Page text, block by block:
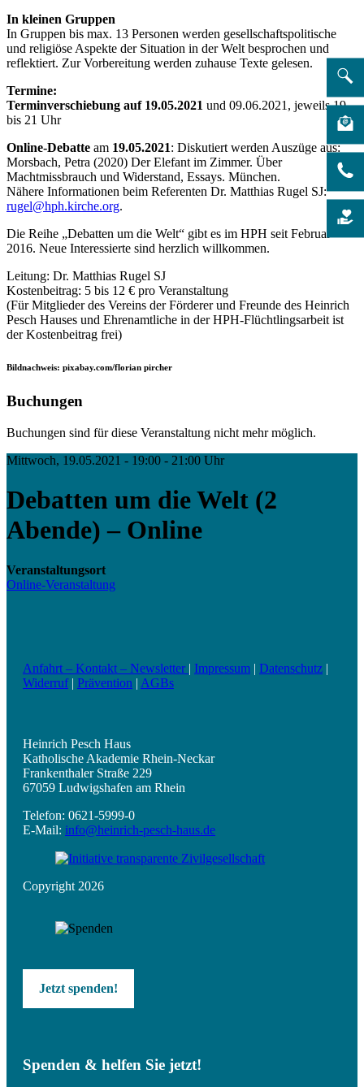
In kleinen Gruppen
In Gruppen bis max. 13 Personen werden gesellschaftspolitische
und religiöse Aspekte der Situation in der Welt besprochen und
reflektiert. Zur Vorbereitung werden zuhause Texte gelesen.
Termine:
Terminverschiebung auf 19.05.2021 und 09.06.2021, jeweils 19
bis 21 Uhr
Online-Debatte am 19.05.2021: Diskutiert werden Auszüge aus:
Morsbach, Petra (2020) Der Elefant im Zimmer. Über
Machtmissbrauch und Widerstand, Essays. München.
Nähere Informationen beim Referenten Dr. Matthias Rugel SJ:
rugel@hph.kirche.org.
Die Reihe „Debatten um die Welt“ gibt es im HPH seit Februar
2016. Neue Interessierte sind herzlich willkommen.
Leitung: Dr. Matthias Rugel SJ
Kostenbeitrag: 5 bis 12 € pro Veranstaltung
(Für Mitglieder des Vereins der Förderer und Freunde des Heinrich
Pesch Hauses und Ehrenamtliche in der HPH-Flüchtlingsarbeit ist
der Kostenbeitrag frei)
Bildnachweis: pixabay.com/florian pircher
Buchungen
Buchungen sind für diese Veranstaltung nicht mehr möglich.
Mittwoch, 19.05.2021 - 19:00 - 21:00 Uhr
Debatten um die Welt (2
Abende) – Online
Veranstaltungsort
Online-Veranstaltung
Anfahrt – Kontakt – Newsletter | Impressum | Datenschutz |
Widerruf| Prävention | AGBs
Heinrich Pesch Haus
Katholische Akademie Rhein-Neckar
Frankenthaler Straße 229
67059 Ludwigshafen am Rhein
Telefon: 0621-5999-0
E-Mail: info@heinrich-pesch-haus.de
Copyright 2026
Jetzt spenden!
Spenden & helfen Sie jetzt!